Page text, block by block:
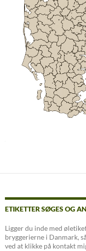
ETIKETTER SØGES OG
Ligger du inde med
bryggerierne i Danmark,
ved at klikke på kontakt